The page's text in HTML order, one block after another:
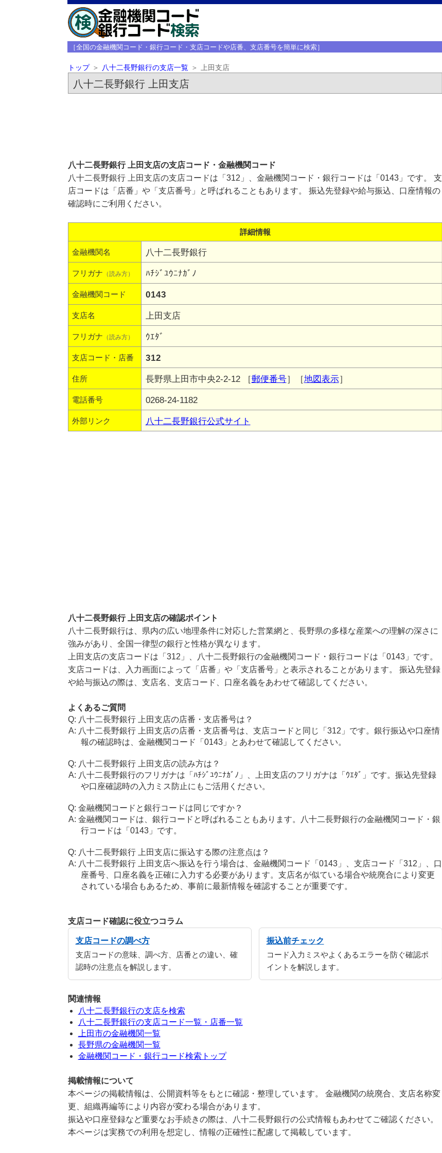
［全国の金融機関コード・銀行コード・支店コードや店番、支店番号を簡単に検索］
トップ 八十二長野銀行の支店一覧 上田支店
八十二長野銀行 上田支店
八十二長野銀行 上田支店の支店コード・金融機関コード
八十二長野銀行 上田支店の支店コードは「312」、金融機関コード・銀行コードは「0143」です。 支
店コードは「店番」や「支店番号」と呼ばれることもあります。 振込先登録や給与振込、口座情報の
確認時にご利用ください。
詳細情報
金融機関名 八十二長野銀行
フリガナ （読み方） ﾊﾁｼﾞﾕｳﾆﾅｶﾞﾉ
金融機関コード 0143
支店名 上田支店
フリガナ （読み方） ｳｴﾀﾞ
支店コード・店番 312
住所 長野県上田市中央2-2-12 ［郵便番号］［地図表示］
電話番号 0268-24-1182
外部リンク 八十二長野銀行公式サイト
八十二長野銀行 上田支店の確認ポイント
八十二長野銀行は、県内の広い地理条件に対応した営業網と、長野県の多様な産業への理解の深さに
強みがあり、全国一律型の銀行と性格が異なります。
上田支店の支店コードは「312」、八十二長野銀行の金融機関コード・銀行コードは「0143」です。
支店コードは、入力画面によって「店番」や「支店番号」と表示されることがあります。 振込先登録
や給与振込の際は、支店名、支店コード、口座名義をあわせて確認してください。
よくあるご質問
八十二長野銀行 上田支店の店番・支店番号は？
八十二長野銀行 上田支店の店番・支店番号は、支店コードと同じ「312」です。銀行振込や口座情
報の確認時は、金融機関コード「0143」とあわせて確認してください。
八十二長野銀行 上田支店の読み方は？
八十二長野銀行のフリガナは「ﾊﾁｼﾞﾕｳﾆﾅｶﾞﾉ」、上田支店のフリガナは「ｳｴﾀﾞ」です。振込先登録
や口座確認時の入力ミス防止にもご活用ください。
金融機関コードと銀行コードは同じですか？
金融機関コードは、銀行コードと呼ばれることもあります。八十二長野銀行の金融機関コード・銀
行コードは「0143」です。
八十二長野銀行 上田支店に振込する際の注意点は？
八十二長野銀行 上田支店へ振込を行う場合は、金融機関コード「0143」、支店コード「312」、口
座番号、口座名義を正確に入力する必要があります。支店名が似ている場合や統廃合により変更
されている場合もあるため、事前に最新情報を確認することが重要です。
支店コード確認に役立つコラム
支店コードの調べ方
支店コードの意味、調べ方、店番との違い、確
認時の注意点を解説します。
振込前チェック
コード入力ミスやよくあるエラーを防ぐ確認ポ
イントを解説します。
関連情報
八十二長野銀行の支店を検索
八十二長野銀行の支店コード一覧・店番一覧
上田市の金融機関一覧
長野県の金融機関一覧
金融機関コード・銀行コード検索トップ
掲載情報について
本ページの掲載情報は、公開資料等をもとに確認・整理しています。 金融機関の統廃合、支店名称変
更、組織再編等により内容が変わる場合があります。
振込や口座登録など重要なお手続きの際は、八十二長野銀行の公式情報もあわせてご確認ください。
本ページは実務での利用を想定し、情報の正確性に配慮して掲載しています。